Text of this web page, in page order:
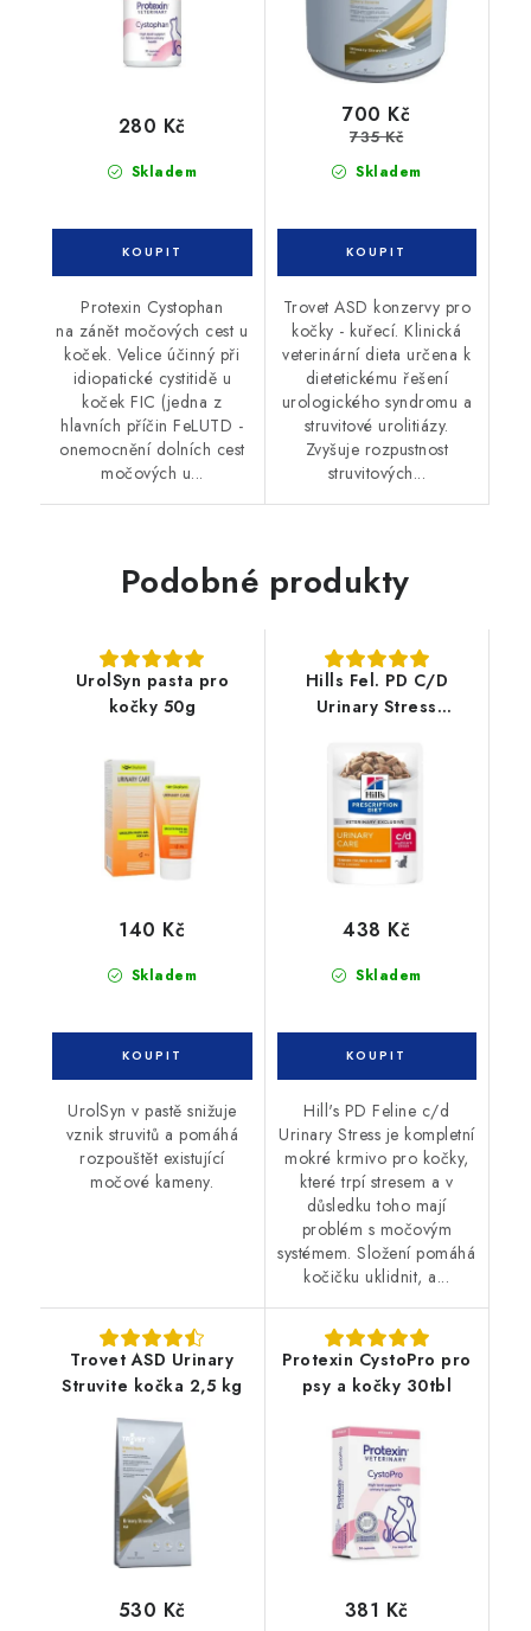
Skladem
280 Kč
Protexin Cystophan
na zánět močových cest u
koček. Velice účinný při
idiopatické cystitidě u
koček FIC (jedna z
hlavních příčin FeLUTD -
onemocnění dolních cest
močových u...
Skladem
700 Kč
735 Kč
Trovet ASD konzervy pro
kočky - kuřecí. Klinická
veterinární dieta určena k
dietetickému řešení
urologického syndromu a
struvitové urolitiázy.
Zvyšuje rozpustnost
struvitových...
Podobné produkty
UrolSyn pasta pro
kočky 50g
Skladem
140 Kč
UrolSyn v pastě snižuje
vznik struvitů a pomáhá
rozpouštět existující
močové kameny.
Hills Fel. PD C/D
Urinary Stress
85g
Skladem
438 Kč
Hill's PD Feline c/d
Urinary Stress je kompletní
mokré krmivo pro kočky,
které trpí stresem a v
důsledku toho mají
problém s močovým
systémem. Složení pomáhá
kočičku uklidnit, a...
Trovet ASD Urinary
Struvite kočka 2,5 kg
530 Kč
Protexin CystoPro pro
psy a kočky 30tbl
381 Kč